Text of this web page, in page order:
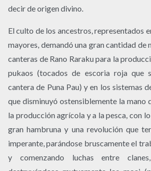
decir de origen divino.
El culto de los ancestros, representados
mayores, demandó una gran cantidad de
canteras de Rano Raraku para la
pukaos (tocados de escoria roja que
cantera de Puna Pau) y en los sistemas
que disminuyó ostensiblemente la mano
la producción agrícola y a la pesca, con
gran hambruna y una revolución que
imperante, parándose bruscamente el
y comenzando luchas entre